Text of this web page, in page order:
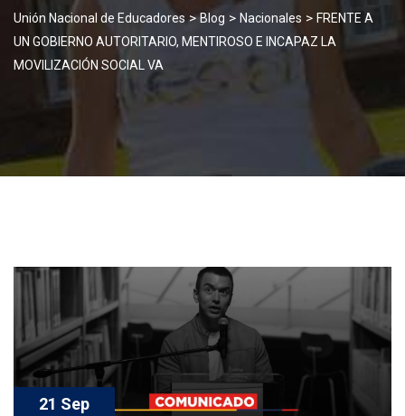
Unión Nacional de Educadores>Blog > Nacionales > FRENTE A
UN GOBIERNO AUTORITARIO, MENTIROSO E INCAPAZ LA
MOVILIZACIÓN SOCIAL VA
21 Sep